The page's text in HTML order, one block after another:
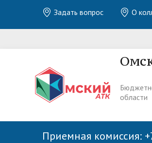
Задать вопрос О
области
Приемная комиссия: